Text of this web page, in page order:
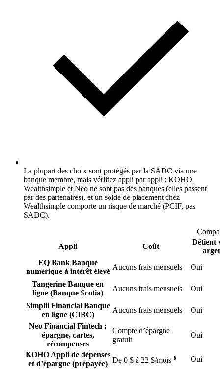
La plupart des choix sont protégés par la SADC via une
banque membre, mais vérifiez appli par appli : KOHO,
Wealthsimple et Neo ne sont pas des banques (elles passent
par des partenaires), et un solde de placement chez
Wealthsimple comporte un risque de marché (PCIF, pas
SADC).
Appli
Coût
Détient
EQ Bank Banque
numérique à intérêt élevé
Aucuns frais mensuels Oui
Tangerine Banque en
ligne (Banque Scotia)
Aucuns frais mensuels Oui
Simplii Financial Banque
en ligne (CIBC)
Aucuns frais mensuels
Oui
Neo Financial Fintech :
épargne, cartes,
récompenses
Compte d’épargne
gratuit
Oui
KOHO Appli de dépenses
et d’épargne (prépayée)
De 0 $ à 22 $/mois 8
Oui